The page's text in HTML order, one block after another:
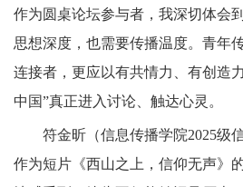
作为圆桌论坛参与者，我深切体会
思想深度，也需要传播温度。青年
连接者，更应以有共情力、有创造
中国”真正进入讨论、触达心灵。
符金昕（信息传播学院2025级
作为短片《西山之上，信仰无声》